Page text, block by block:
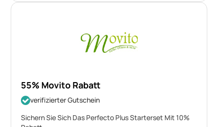
55% Movito Rabatt
verifizierter Gutschein
Sichern Sie Sich Das Perfecto Plus Starterset Mit 10%